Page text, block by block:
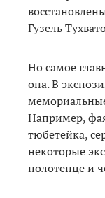
Гузель
Но самое
она. В
Например,
тюбетейка,
некоторые
полотенце и